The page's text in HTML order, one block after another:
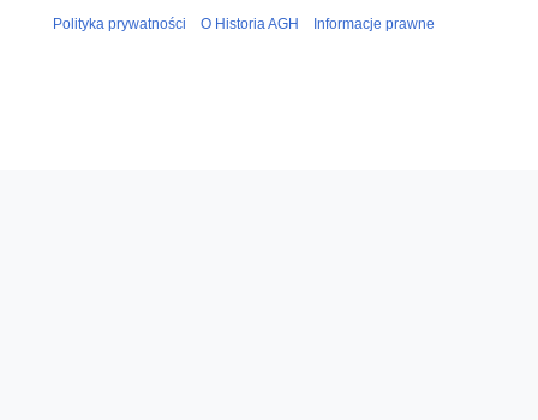
Polityka prywatności O Historia AGH Informacje prawne